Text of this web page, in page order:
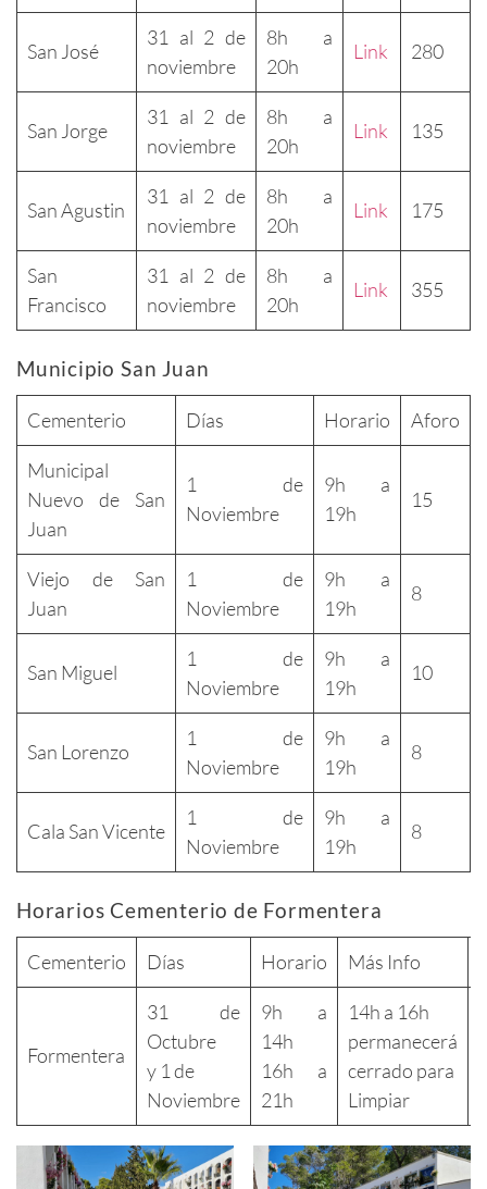
San José
31 al 2 de
noviembre
8h a
20h
Link 280
San Jorge
31 al 2 de
noviembre
8h a
20h
Link 135
San Agustin
31 al 2 de
noviembre
8h a
20h
Link 175
San
Francisco
31 al 2 de
noviembre
8h a
20h
Link 355
Municipio San Juan
Cementerio Días Horario Aforo
Municipal
Nuevo de San
Juan
1 de
Noviembre
9h a
19h
15
Viejo de San
Juan
1 de
Noviembre
9h a
19h
8
San Miguel
1 de
Noviembre
9h a
19h
10
San Lorenzo
1 de
Noviembre
9h a
19h
8
Cala San Vicente
1 de
Noviembre
9h a
19h
8
Horarios Cementerio de Formentera
Cementerio Días Horario Más Info
Formentera
31 de
Octubre
y 1 de
Noviembre
9h a
14h
16h a
21h
14h a 16h
permanecerá
cerrado para
Limpiar